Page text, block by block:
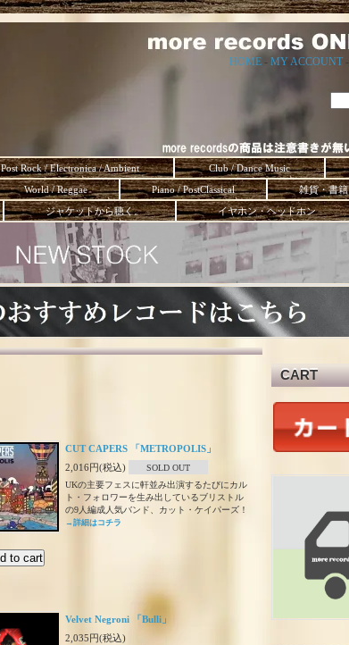
HOME - MY ACCOUNT -
Post Rock / Electronica / Ambient Club / Dance Music
World / Reggae Piano / PostClassical
雑貨・書籍
ジャケットから聴く。 イヤホン・ヘッドホン
CUT CAPERS 「METROPOLIS」
2,016円(税込)
SOLD OUT
UKの主要フェスに軒並み出演するたびにカル
ト・フォロワーを生み出しているブリストル
の9人編成人気バンド、カット・ケイパーズ！
→詳細はコチラ
Velvet Negroni 「Bulli」
2,035円(税込)
CART